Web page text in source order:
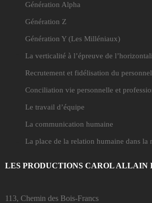
Génération Alpha
Génération Z
Génération Y (Les Milléniaux)
La verticalité à l’épreuve de
Recrutement et fidélisation du personnel
Conciliation vie personnelle et
Le travail d’équipe
La communication humaine
La place de la relation humaine dans la
LES PRODUCTIONS CAROL ALLAIN
113, Chemin des Bois-Francs